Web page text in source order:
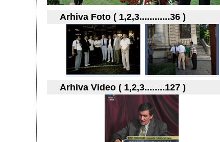
Arhiva Foto ( 1,2,3............36 )
Arhiva Video ( 1,2,3........127 )